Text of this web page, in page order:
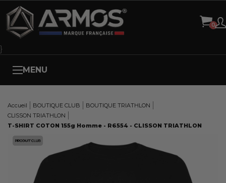
}
MENU
Accueil BOUTIQUE CLUB
BOUTIQUE TRIATHLON
CLISSON TRIATHLON
T-SHIRT COTON 155g Homme - R6554 - CLISSON TRIATHLON
Panneau de gestion des cookies